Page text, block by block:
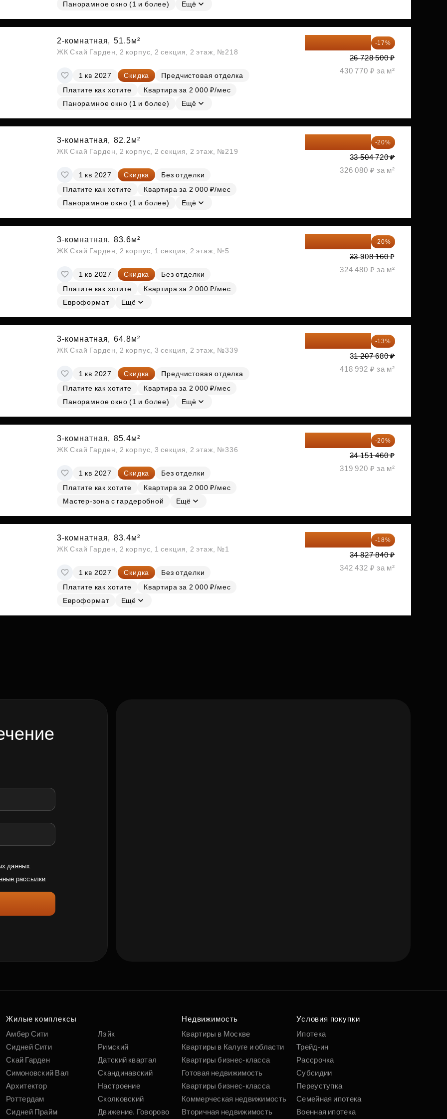
СубсидииПанорамное окно (1 и более)
Ещё
2-комнатная, 51.5м²
ЖК Скай Гарден, 2 корпус, 2 секция, 2 этаж, №218
1 кв 2027 Скидка
Предчистовая отделка
Платите как хотите
Квартира за 2 000 ₽/мес
Панорамное окно (1 и более)
Ещё
-17%
26 728 500 ₽
430 770 ₽ за м²
3-комнатная, 82.2м²
ЖК Скай Гарден, 2 корпус, 2 секция, 2 этаж, №219
1 кв 2027 Скидка
Без отделки
Платите как хотите
Квартира за 2 000 ₽/мес
Панорамное окно (1 и более)
Ещё
-20%
33 504 720 ₽
326 080 ₽ за м²
3-комнатная, 83.6м²
ЖК Скай Гарден, 2 корпус, 1 секция, 2 этаж, №5
1 кв 2027 Скидка
Без отделки
Платите как хотите
Квартира за 2 000 ₽/мес
Евроформат
Ещё
-20%
33 908 160 ₽
324 480 ₽ за м²
3-комнатная, 64.8м²
ЖК Скай Гарден, 2 корпус, 3 секция, 2 этаж, №339
1 кв 2027 Скидка
Предчистовая отделка
Платите как хотите
Квартира за 2 000 ₽/мес
Панорамное окно (1 и более)
Ещё
-13%
31 207 680 ₽
418 992 ₽ за м²
3-комнатная, 85.4м²
ЖК Скай Гарден, 2 корпус, 3 секция, 2 этаж, №336
1 кв 2027 Скидка
Без отделки
Платите как хотите
Квартира за 2 000 ₽/мес
Мастер-зона с гардеробной
Ещё
-20%
34 151 460 ₽
319 920 ₽ за м²
3-комнатная, 83.4м²
ЖК Скай Гарден, 2 корпус, 1 секция, 2 этаж, №1
1 кв 2027 Скидка
Без отделки
Платите как хотите
Квартира за 2 000 ₽/мес
Евроформат
Ещё
-18%
34 827 840 ₽
342 432 ₽ за м²
данных
рассылки
Жилые комплексы
Амбер Сити
Сидней Сити
Скай Гарден
Симоновский Вал
Архитектор
Роттердам
Сидней Прайм
Лэйк
Римский
Датский квартал
Скандинавский
Настроение
Сколковский
Движение. Говорово
Недвижимость
Квартиры в Москве
Квартиры в Калуге и области
Квартиры бизнес-класса
Готовая недвижимость
Квартиры бизнес-класса
Коммерческая недвижимость
Вторичная недвижимость
Условия покупки
Ипотека
Трейд-ин
Рассрочка
Субсидии
Переуступка
Семейная ипотека
Военная ипотека